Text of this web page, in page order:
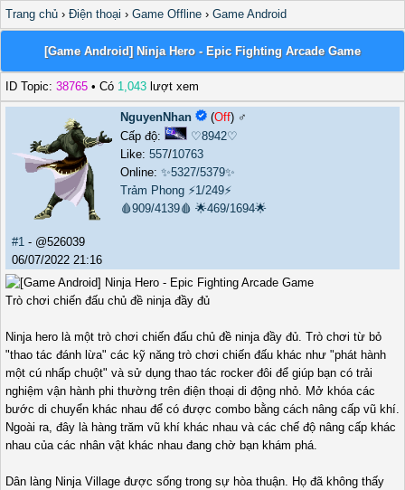
Trang chủ › Điện thoại › Game Offline › Game Android
[Game Android] Ninja Hero - Epic Fighting Arcade Game
ID Topic: 38765 • Có 1,043 lượt xem
NguyenNhan (Off) ♂️
Cấp độ:
♡8942♡
Like:557/10763
Online:✨5327/5379✨
Trảm Phong ⚡1/249⚡
🩸909/4139🩸 🌟469/1694🌟
#1 - @526039
06/07/2022 21:16
Trò chơi chiến đấu chủ đề ninja đầy đủ
Ninja hero là một trò chơi chiến đấu chủ đề ninja đầy đủ. Trò chơi từ bỏ
"thao tác đánh lừa" các kỹ năng trò chơi chiến đấu khác như "phát hành
một cú nhấp chuột" và sử dụng thao tác rocker đôi để giúp bạn có trải
nghiệm vận hành phi thường trên điện thoại di động nhỏ. Mở khóa các
bước di chuyển khác nhau để có được combo bằng cách nâng cấp vũ khí.
Ngoài ra, đây là hàng trăm vũ khí khác nhau và các chế độ nâng cấp khác
nhau của các nhân vật khác nhau đang chờ bạn khám phá.
Dân làng Ninja Village được sống trong sự hòa thuận. Họ đã không thấy